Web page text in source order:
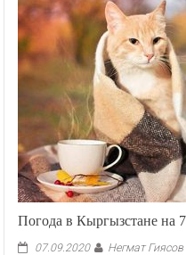
Погода в Кыргызстане на
07.09.2020 Негмат Гиясов